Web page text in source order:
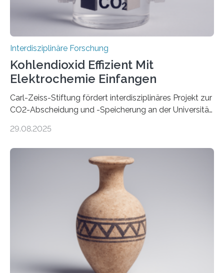
Interdisziplinäre Forschung
Kohlendioxid Effizient Mit
Elektrochemie Einfangen
Carl-Zeiss-Stiftung fördert interdisziplinäres Projekt zur
CO2-Abscheidung und -Speicherung an der Universität
von CO2-Emissionen gilt als wichtige Maßnahme zur
Erdatmosphäre, sondern auch das Fangen und
Speichern des Treibhausgases aus der Luft.
Dementsprechend hat auch die aktuelle
Bundesregierung in ihrem Koalitionsvertrag die
Entwicklung von CO2-Abscheidungs- und
Speicherungstechnologien als Ziel ausgegeben.
Insbesondere das sogenannte Direct Air Capture (DAC)
betrachtet sie dabei als „vielversprechende
Zukunftstechnologie, um Negativemissionen zu heben“.
Wissenschaftlerinnen…
29.08.2025